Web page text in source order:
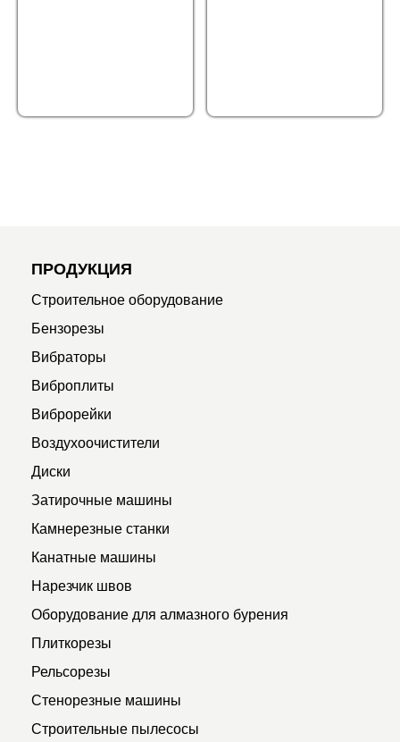
ПРОДУКЦИЯ
Строительное оборудование
Бензорезы
Вибраторы
Виброплиты
Виброрейки
Воздухоочистители
Диски
Затирочные машины
Камнерезные станки
Канатные машины
Нарезчик швов
Оборудование для алмазного бурения
Плиткорезы
Рельсорезы
Стенорезные машины
Строительные пылесосы